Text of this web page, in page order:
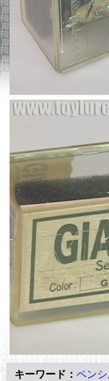
キーワード： ペン